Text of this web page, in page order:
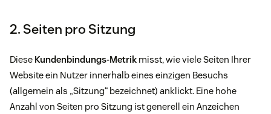
2. Seiten pro Sitzung
Diese Kundenbindungs-Metrik misst, wie viele Seiten Ihrer
Website ein Nutzer innerhalb eines einzigen Besuchs
(allgemein als „Sitzung“ bezeichnet) anklickt. Eine hohe
Anzahl von Seiten pro Sitzung ist generell ein Anzeichen